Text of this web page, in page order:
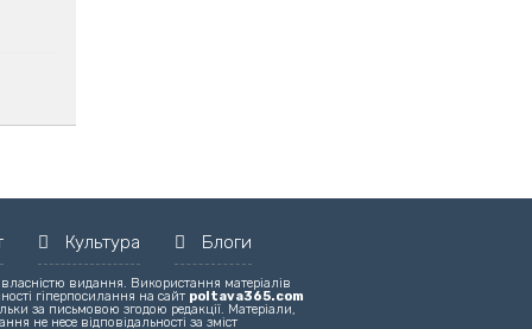
Культура Блоги
видання. Використання матеріалів
гіперпосилання на сайт poltava365.com
за письмовою згодою редакції. Матеріали,
не несе відповідальності за зміст